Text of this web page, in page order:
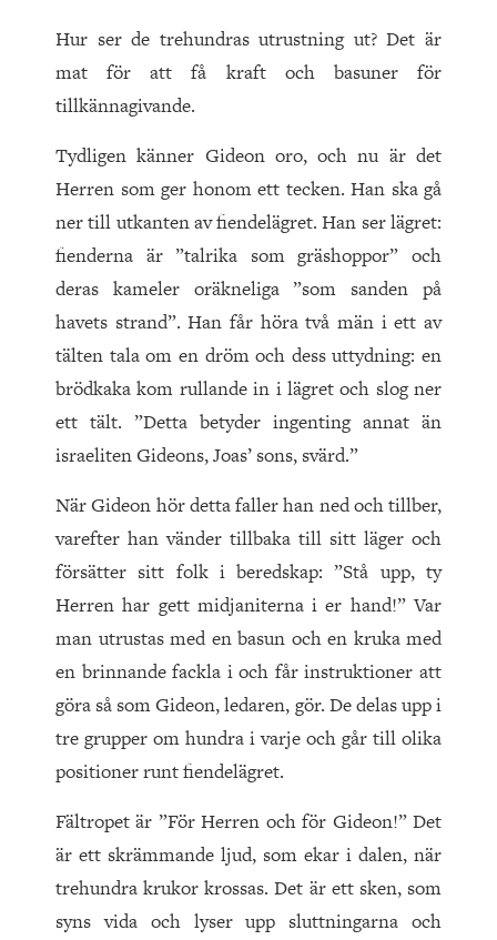
Hur ser de trehundras utrustning ut? Det är
mat för att få kraft och basuner för
tillkännagivande.
Tydligen känner Gideon oro, och nu är det
Herren som ger honom ett tecken. Han ska gå
ner till utkanten av fiendelägret. Han ser lägret:
fienderna är ”talrika som gräshoppor” och
deras kameler oräkneliga ”som sanden på
havets strand”. Han får höra två män i ett av
tälten tala om en dröm och dess uttydning: en
brödkaka kom rullande in i lägret och slog ner
ett tält. ”Detta betyder ingenting annat än
israeliten Gideons, Joas’ sons, svärd.”
När Gideon hör detta faller han ned och tillber,
varefter han vänder tillbaka till sitt läger och
försätter sitt folk i beredskap: ”Stå upp, ty
Herren har gett midjaniterna i er hand!” Var
man utrustas med en basun och en kruka med
en brinnande fackla i och får instruktioner att
göra så som Gideon, ledaren, gör. De delas upp i
tre grupper om hundra i varje och går till olika
positioner runt fiendelägret.
Fältropet är ”För Herren och för Gideon!” Det
är ett skrämmande ljud, som ekar i dalen, när
trehundra krukor krossas. Det är ett sken, som
syns vida och lyser upp sluttningarna och